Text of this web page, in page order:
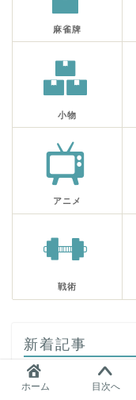
麻雀牌
小物
アニメ
戦術
新着記事
遊研堂さんのも
ホーム 目次へ